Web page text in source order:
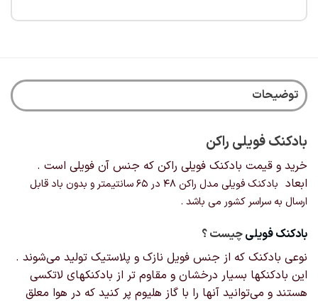
توضیحات
بادکنک فویلی راکن
خرید و قیمت بادکنک فویلی راکن که جنس آن فویلی است .
ابعاد بادکنک فویلی مدل راکن
۴۸ در ۶۵ سانتیمتر و بدون باد قابل
ارسال به سراسر کشور می باشد .
بادکنک‌ فویلیچیست ؟
نوعی بادکنک که از جنس فویل نازک و پلاستیک تولید می‌شوند .
این بادکنکها بسیار درخشان و مقاوم تر از بادکنکهای لاتکسی
هستند و می‌توانید آنها را با گاز هلیوم پر کنید که در هوا معلق